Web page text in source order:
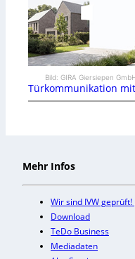
Bild: GIRA Giersiepen
Türkommunikation
Mehr Infos
Wir sind IVW geprüft!
Download
TeDo Business
Mediadaten